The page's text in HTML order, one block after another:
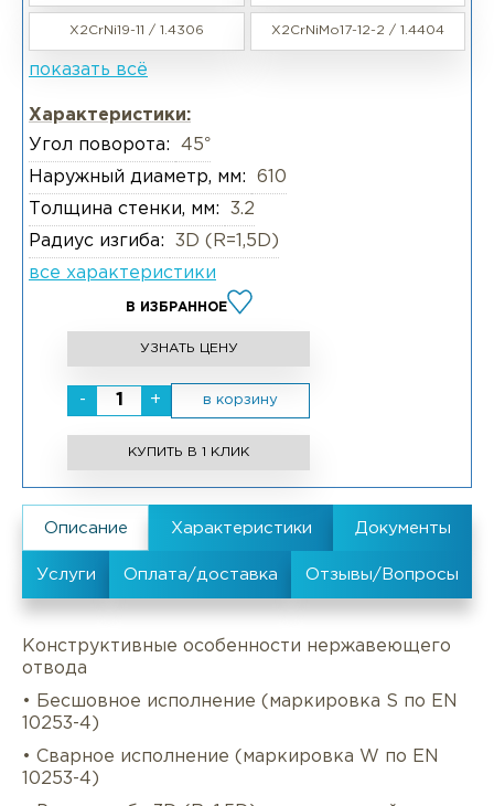
X2CrNi19-11 / 1.4306 X2CrNiMo17-12-2 / 1.4404
показать всё
Характеристики:
Угол поворота:
45°
Наружный диаметр, мм:
610
Толщина стенки, мм:
3.2
Радиус изгиба:
3D (R=1,5D)
все характеристики
В ИЗБРАННОЕ
УЗНАТЬ ЦЕНУ
- + в корзину
КУПИТЬ В 1 КЛИК
Конструктивные особенности нержавеющего
отвода
• Бесшовное исполнение (маркировка S по EN
10253-4)
• Сварное исполнение (маркировка W по EN
10253-4)